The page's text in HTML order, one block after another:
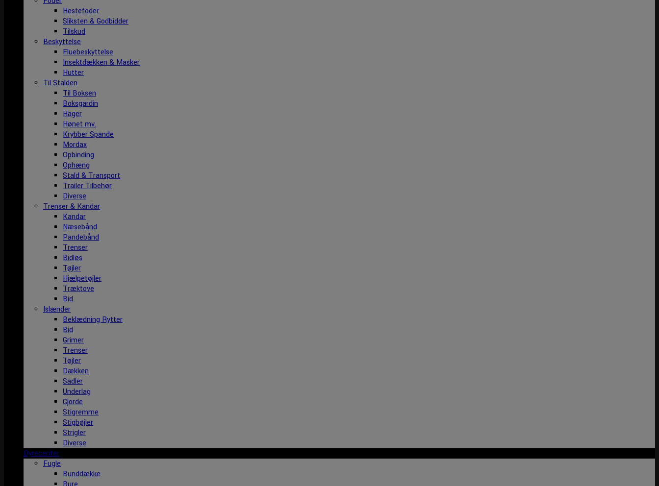
Hestefoder
Sliksten & Godbidder
Tilskud
Beskyttelse
Fluebeskyttelse
Insektdækken & Masker
Hutter
Til Stalden
Til Boksen
Boksgardin
Hager
Hønet mv.
Krybber Spande
Mordax
Opbinding
Ophæng
Stald & Transport
Trailer Tilbehør
Diverse
Trenser & Kandar
Kandar
Næsebånd
Pandebånd
Trenser
Bidløs
Tøjler
Hjælpetøjler
Træktove
Bid
Islænder
Beklædning Rytter
Bid
Grimer
Trenser
Tøjler
Dækken
Sadler
Underlag
Gjorde
Stigremme
Stigbøjler
Strigler
Diverse
Dyrecenter
Fugle
Bunddække